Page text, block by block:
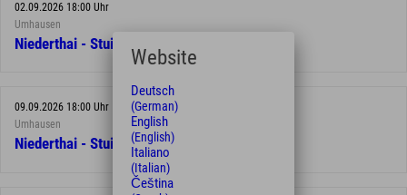
02.09.2026 18:00 Uhr
Umhausen
Niederthai - Stuibenfall Laternenwanderung
09.09.2026 18:00 Uhr
Umhausen
Niederthai - Stuibenfall Laternenwanderung
Website
Deutsch
(German)
English
(English)
Italiano
(Italian)
Čeština